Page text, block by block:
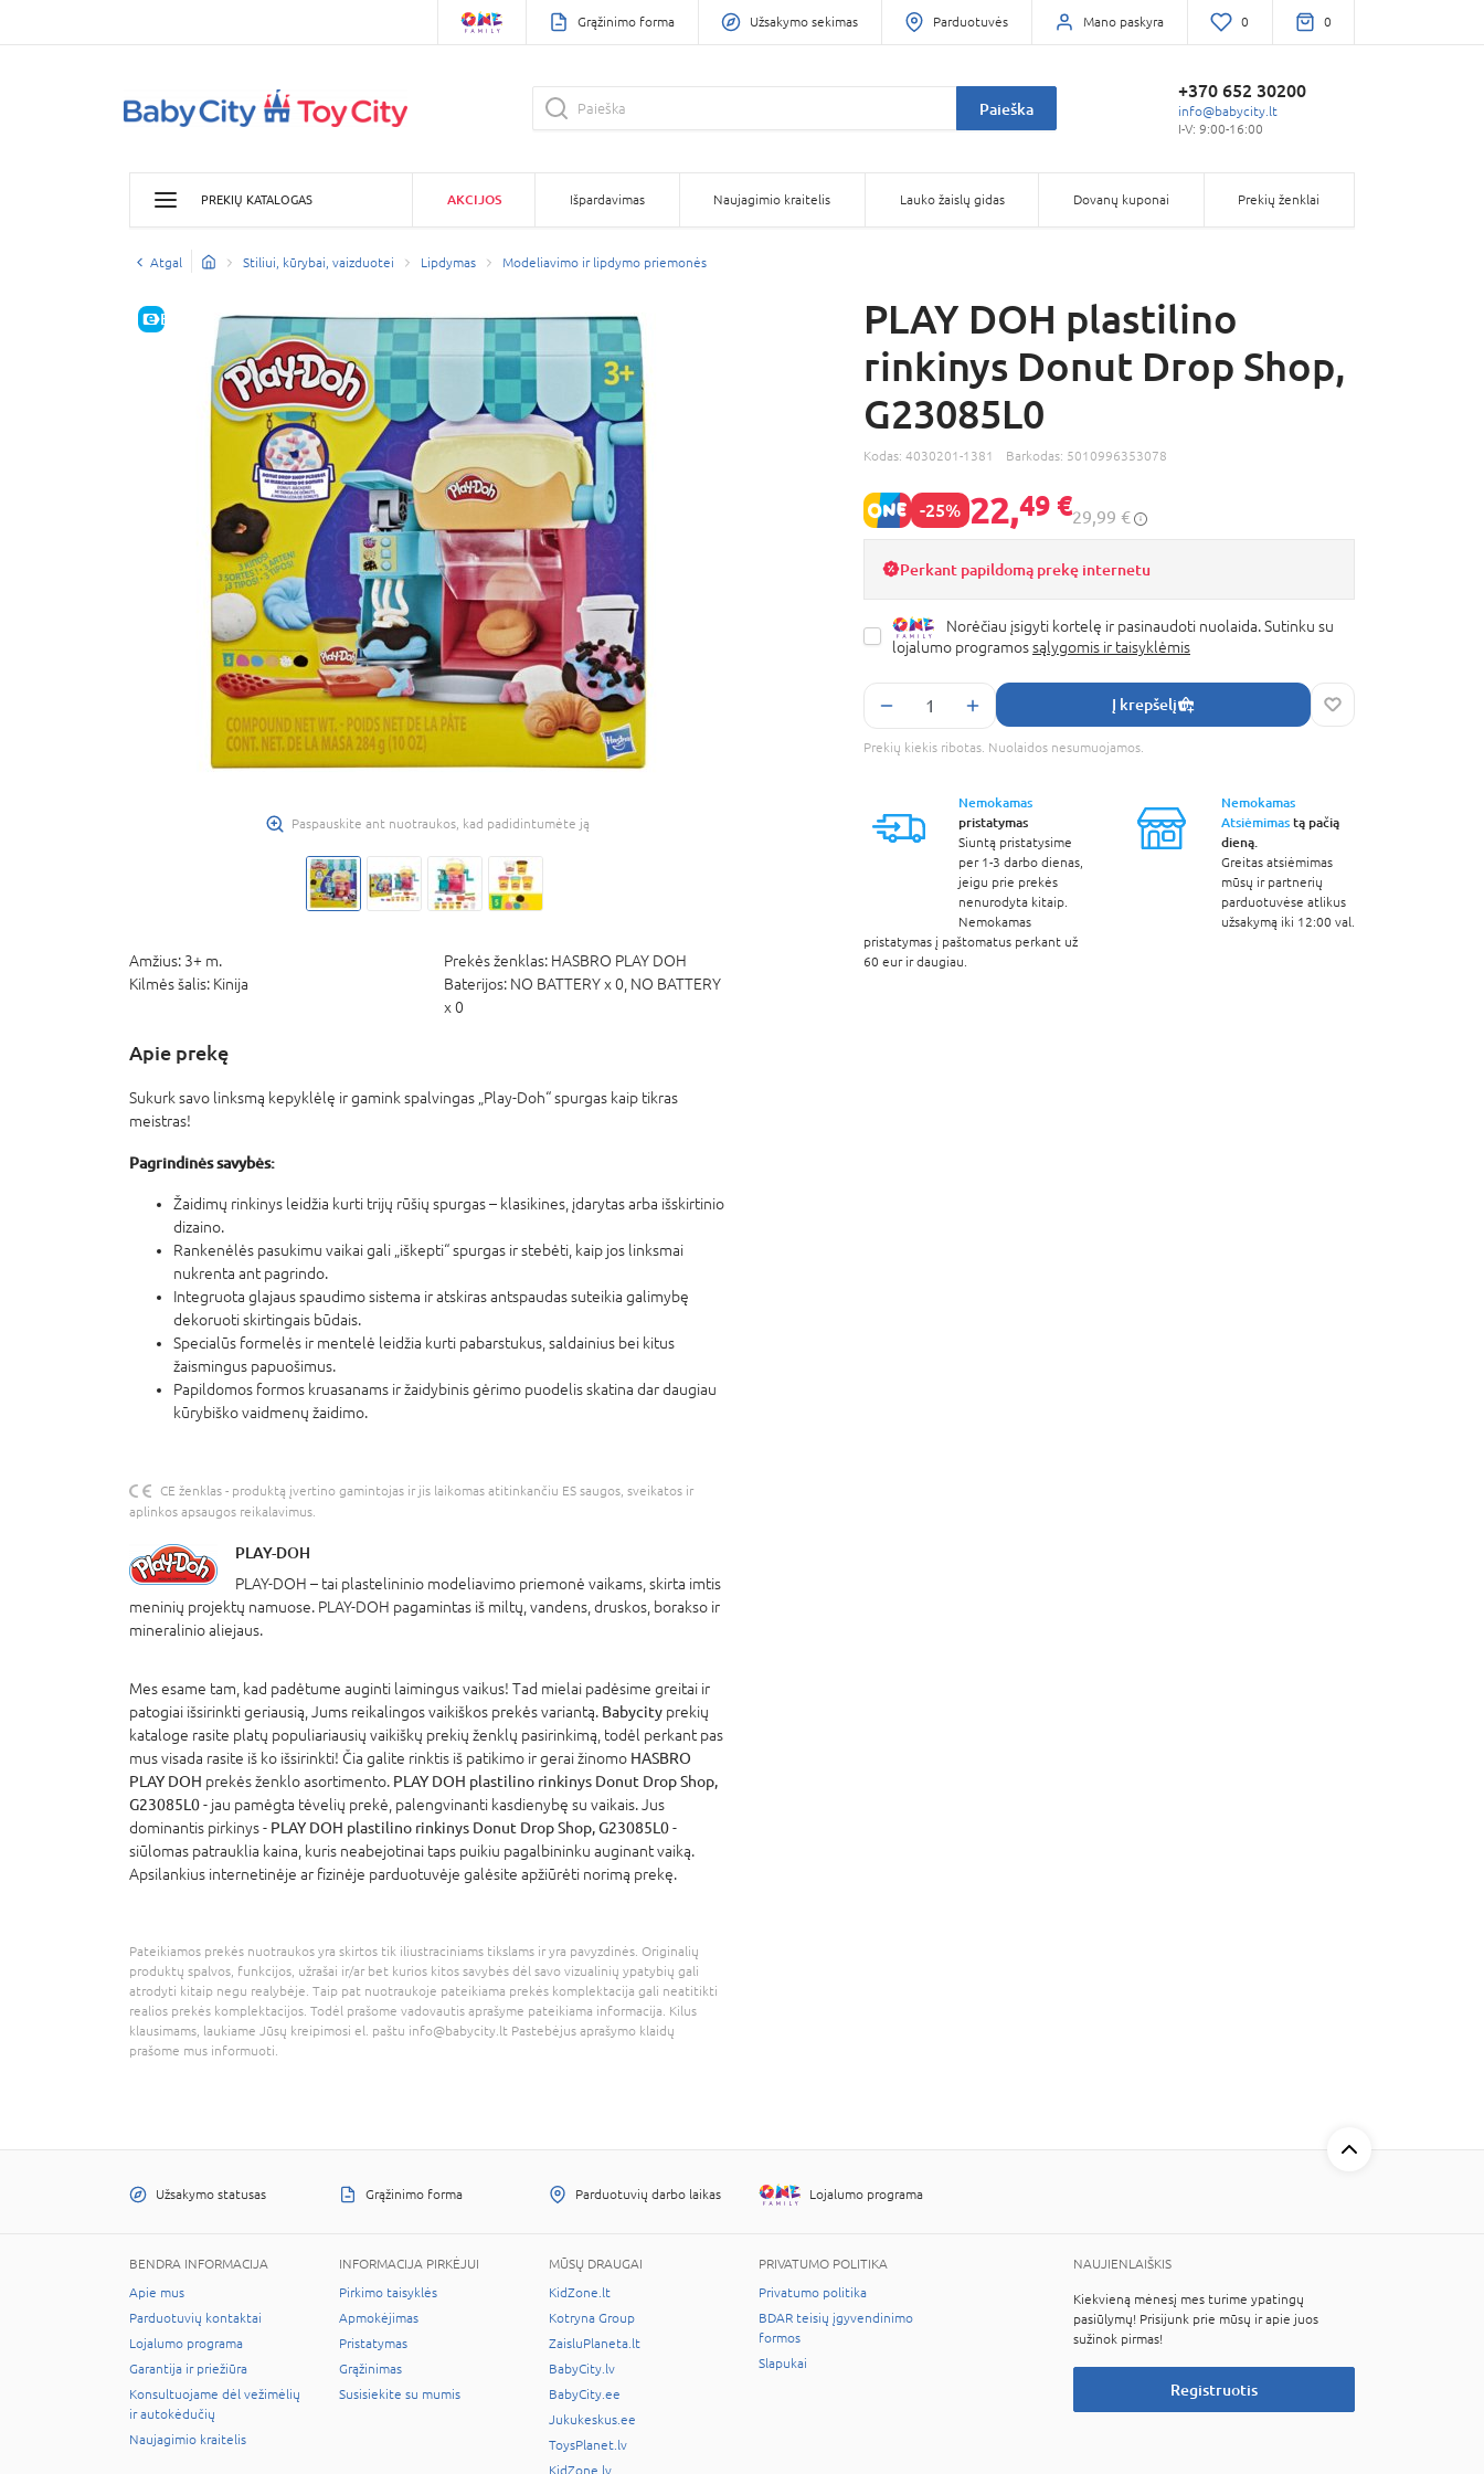
Grąžinimo forma Užsakymo sekimas Parduotuvės Mano paskyra 0 0
Paieška
+370 652 30200
info@babycity.lt
I-V: 9:00-16:00
PREKIŲ KATALOGAS AKCIJOS Išpardavimas Naujagimio kraitelis Lauko žaislų gidas Dovanų kuponai Prekių ženklai
Atgal Stiliui, kūrybai, vaizduotei Lipdymas Modeliavimo ir lipdymo priemonės
E-KAINA
Paspauskite ant nuotraukos, kad padidintumėte ją
Amžius: 3+ m. Prekės ženklas: HASBRO PLAY DOH
Kilmės šalis: Kinija Baterijos: NO BATTERY x 0, NO BATTERY
x 0
Apie prekę
Sukurk savo linksmą kepyklėlę ir gamink spalvingas „Play-Doh“ spurgas kaip tikras
meistras!
Pagrindinės savybės:
Žaidimų rinkinys leidžia kurti trijų rūšių spurgas – klasikines, įdarytas arba išskirtinio
dizaino.
Rankenėlės pasukimu vaikai gali „iškepti“ spurgas ir stebėti, kaip jos linksmai
nukrenta ant pagrindo.
Integruota glajaus spaudimo sistema ir atskiras antspaudas suteikia galimybę
dekoruoti skirtingais būdais.
Specialūs formelės ir mentelė leidžia kurti pabarstukus, saldainius bei kitus
žaismingus papuošimus.
Papildomos formos kruasanams ir žaidybinis gėrimo puodelis skatina dar daugiau
kūrybiško vaidmenų žaidimo.
CE ženklas - produktą įvertino gamintojas ir jis laikomas atitinkančiu ES saugos, sveikatos ir
aplinkos apsaugos reikalavimus.
PLAY-DOH
PLAY-DOH – tai plastelininio modeliavimo priemonė vaikams, skirta imtis
meninių projektų namuose. PLAY-DOH pagamintas iš miltų, vandens, druskos, borakso ir
mineralinio aliejaus.
Mes esame tam, kad padėtume auginti laimingus vaikus! Tad mielai padėsime greitai ir
patogiai išsirinkti geriausią, Jums reikalingos vaikiškos prekės variantą. Babycity prekių
kataloge rasite platų populiariausių vaikiškų prekių ženklų pasirinkimą, todėl perkant pas
mus visada rasite iš ko išsirinkti! Čia galite rinktis iš patikimo ir gerai žinomo HASBRO
PLAY DOH prekės ženklo asortimento. PLAY DOH plastilino rinkinys Donut Drop Shop,
G23085L0- jau pamėgta tėvelių prekė, palengvinanti kasdienybę su vaikais. Jus
dominantis pirkinys - PLAY DOH plastilino rinkinys Donut Drop Shop, G23085L0-
siūlomas patrauklia kaina, kuris neabejotinai taps puikiu pagalbininku auginant vaiką.
Apsilankius internetinėje ar fizinėje parduotuvėje galėsite apžiūrėti norimą prekę.
Pateikiamos prekės nuotraukos yra skirtos tik iliustraciniams tikslams ir yra pavyzdinės. Originalių
produktų spalvos, funkcijos, užrašai ir/ar bet kurios kitos savybės dėl savo vizualinių ypatybių gali
atrodyti kitaip negu realybėje. Taip pat nuotraukoje pateikiama prekės komplektacija gali neatitikti
realios prekės komplektacijos. Todėl prašome vadovautis aprašyme pateikiama informacija. Kilus
klausimams, laukiame Jūsų kreipimosi el. paštu info@babycity.lt Pastebėjus aprašymo klaidų
prašome mus informuoti.
PLAY DOH plastilino
rinkinys Donut Drop Shop,
G23085L0
Kodas: 4030201-1381 Barkodas: 5010996353078
-25% 22,49 €29,99 €
Perkant papildomą prekę internetu
Norėčiau įsigyti kortelę ir pasinaudoti nuolaida. Sutinku su
lojalumo programossąlygomis ir taisyklėmis
Į krepšelį
Prekių kiekis ribotas. Nuolaidos nesumuojamos.
Nemokamas
pristatymas
Siuntą pristatysime
per 1-3 darbo dienas,
jeigu prie prekės
nenurodyta kitaip.
Nemokamas
pristatymas į paštomatus perkant už
60 eur ir daugiau.
Nemokamas
Atsiėmimastą pačią
dieną.
Greitas atsiėmimas
mūsų ir partnerių
parduotuvėse atlikus
užsakymą iki 12:00 val.
Užsakymo statusas Grąžinimo forma Parduotuvių darbo laikas Lojalumo programa
BENDRA INFORMACIJA
Apie mus
Parduotuvių kontaktai
Lojalumo programa
Garantija ir priežiūra
Konsultuojame dėl vežimėlių
ir autokėdučių
Naujagimio kraitelis
INFORMACIJA PIRKĖJUI
Pirkimo taisyklės
Apmokėjimas
Pristatymas
Grąžinimas
Susisiekite su mumis
MŪSŲ DRAUGAI
KidZone.lt
Kotryna Group
ZaisluPlaneta.lt
BabyCity.lv
BabyCity.ee
Jukukeskus.ee
ToysPlanet.lv
KidZone.lv
PRIVATUMO POLITIKA
Privatumo politika
BDAR teisių įgyvendinimo
formos
Slapukai
NAUJIENLAIŠKIS
Kiekvieną mėnesį mes turime ypatingų
pasiūlymų! Prisijunk prie mūsų ir apie juos
sužinok pirmas!
Registruotis